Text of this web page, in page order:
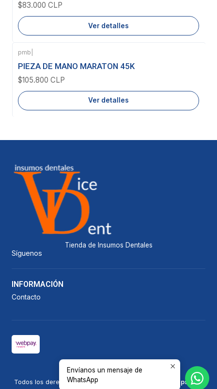
$83.000 CLP
Ver detalles
Agotado
pmb
PIEZA DE MANO MARATON 45K
$105.800 CLP
Ver detalles
Tienda de Insumos Dentales
Síguenos
INFORMACIÓN
Contacto
2026 Vicedent.
Todos los derechos reservados.
Desarrollado por Jumpseller.
Envíanos un mensaje de
WhatsApp